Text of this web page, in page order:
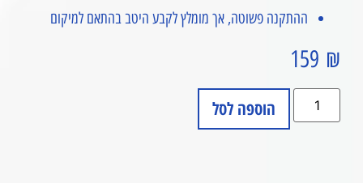
ההתקנה פשוטה, אך מומלץ לקבע היטב בהתאם למיקום
159 ₪
הוספה לסל